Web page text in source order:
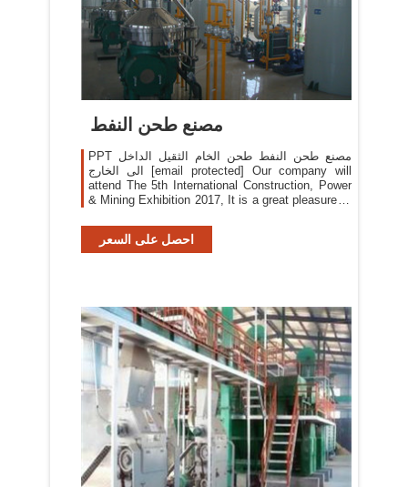
مصنع طحن النفط
PPT مصنع طحن النفط طحن الخام الثقيل الداخل
الى الخارج [email protected] Our company will
attend The 5th International Construction, Power
& Mining Exhibition 2017, It is a great pleasure to
protected] We will attend The 14th Beijing
International Construction Machinery Exhibition &
احصل على السعر